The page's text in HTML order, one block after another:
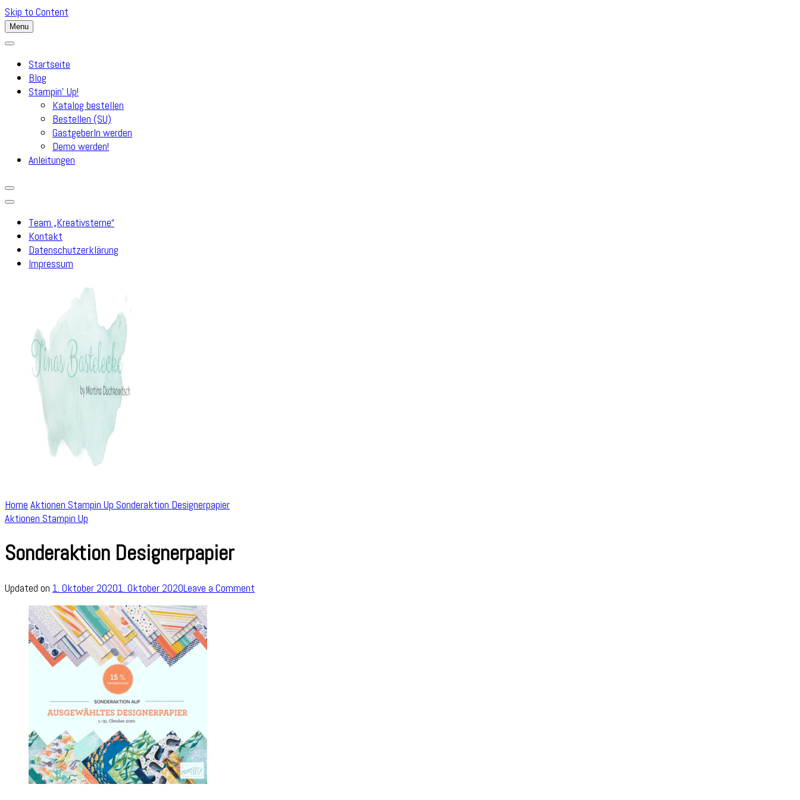
Skip to Content
Menu
Startseite
Blog
Stampin’ Up!
Katalog bestellen
Bestellen (SU)
GastgeberIn werden
Demo werden!
Anleitungen
Team „Kreativsterne“
Kontakt
Datenschutzerklärung
Impressum
Home Aktionen Stampin Up Sonderaktion Designerpapier
Aktionen Stampin Up
Sonderaktion Designerpapier
Updated on 1. Oktober 20201. Oktober 2020Leave a Comment